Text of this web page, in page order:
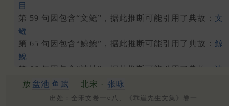
目
第 59 句因包含“文鳐”，据此推断可能引用了典故： 文
鳐
第 65 句因包含“鲸鲵”，据此推断可能引用了典故： 鲸
鲵
第 66 句因包含“波神”，据此推断可能引用了典故：
波
神
第 84 句因包含“吞舟”，据此推断可能引用了典故：
放 盆池 鱼赋 北宋 · 张咏
出处：全宋文卷一○八、《乖崖先生文集》卷一